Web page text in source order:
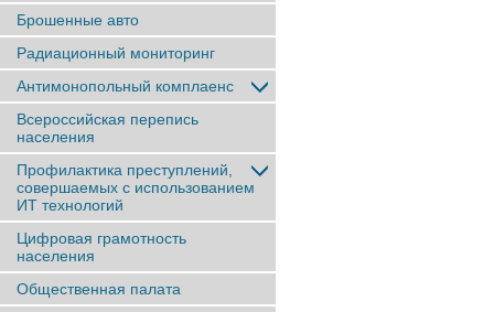
Брошенные авто
Радиационный мониторинг
Антимонопольный комплаенс
Всероссийская перепись
населения
Профилактика преступлений,
совершаемых с использованием
ИТ технологий
Цифровая грамотность
населения
Общественная палата